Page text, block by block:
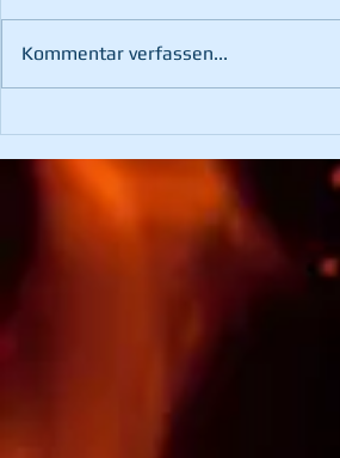
Kommentar verfassen...